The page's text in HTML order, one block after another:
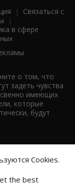
| Связаться с
|
в сфере
о том, что
задеть чувства
имеющих
которые
будут
Cookies.
the best